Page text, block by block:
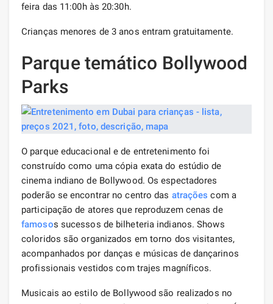
feira das 11:00h às 20:30h.
Crianças menores de 3 anos entram gratuitamente.
Parque temático Bollywood
Parks
O parque educacional e de entretenimento foi
construído como uma cópia exata do estúdio de
cinema indiano de Bollywood. Os espectadores
poderão se encontrar no centro das atrações com a
participação de atores que reproduzem cenas de
famosos sucessos de bilheteria indianos. Shows
coloridos são organizados em torno dos visitantes,
acompanhados por danças e músicas de dançarinos
profissionais vestidos com trajes magníficos.
Musicais ao estilo de Bollywood são realizados no